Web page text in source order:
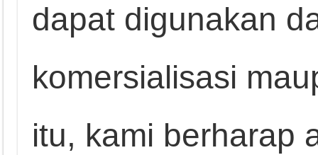
dapat digunakan
komersialisasi
itu, kami berharap